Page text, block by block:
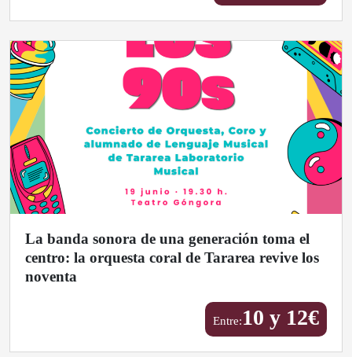
La banda sonora de una generación toma el
centro: la orquesta coral de Tararea revive los
noventa
Entre:10 y 12€